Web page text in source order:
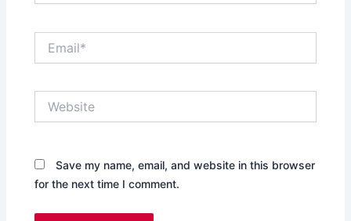
Save my name, email, and website in this browser
for the next time I comment.